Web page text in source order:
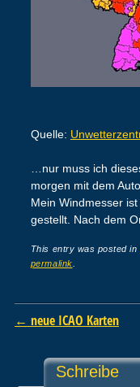
Quelle:
…nur muss ich
morgen mit dem
Mein Windmesser
gestellt. Nach dem
This entry was posted in
permalink
Post
← neue ICAO Karten
Schreibe